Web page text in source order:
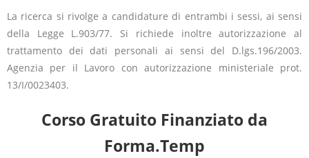
La ricerca si rivolge a candidature di entrambi i sessi, ai sensi
della Legge L.903/77. Si richiede inoltre autorizzazione al
trattamento dei dati personali ai sensi del D.lgs.196/2003.
Agenzia per il Lavoro con autorizzazione ministeriale prot.
13/I/0023403.
Corso Gratuito Finanziato da
Forma.Temp